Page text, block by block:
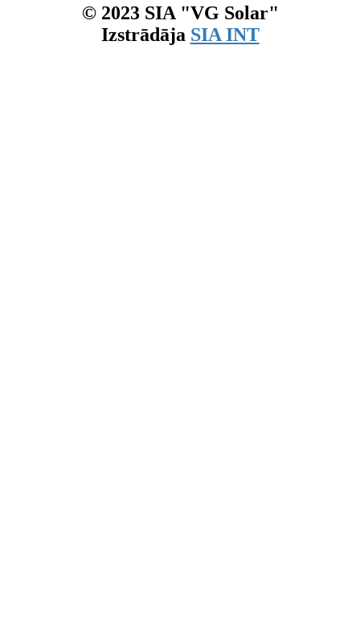
© 2023 SIA "VG Solar"
Izstrādāja SIA INT